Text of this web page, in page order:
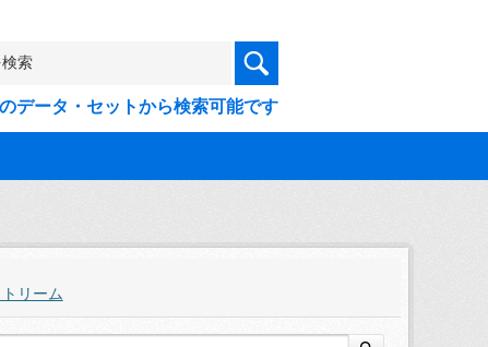
データ・セットから検索可能です
リーム